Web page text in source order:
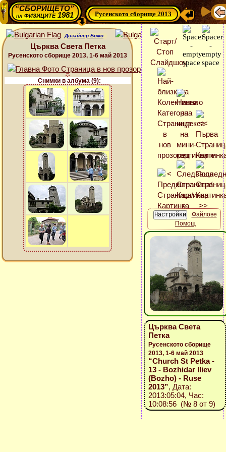
“СБОРИЩЕТО”
нафизиците 1981 Русенското сборище 2013
Дизайнер Божо
Църква Света Петка
Русенското сборище 2013, 1-6 май 2013
Снимки в албума (9):
Файлове
Помощ
Църква Света
Петка
Русенското сборище
2013, 1-6 май 2013
“Church St Petka -
13 - Bozhidar Iliev
(Bozho) - Ruse
2013”, Дата:
2013:05:04, Час:
10:08:56 (№ 8 от 9)